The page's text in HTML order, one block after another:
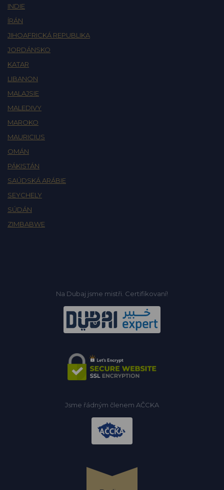
INDIE
ÍRÁN
JIHOAFRICKÁ REPUBLIKA
JORDÁNSKO
KATAR
LIBANON
MALAJSIE
MALEDIVY
MAROKO
MAURICIUS
OMÁN
PÁKISTÁN
SAÚDSKÁ ARÁBIE
SEYCHELY
SÚDÁN
ZIMBABWE
Na Dubaj jsme mistři. Certifikovaní!
Jsme řádným členem AČCKA